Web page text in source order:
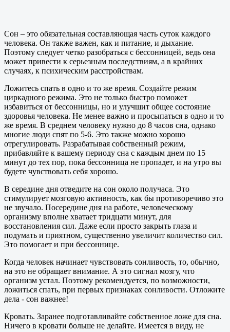
Сон – это обязательная составляющая часть суток каждого
человека. Он также важен, как и питание, и дыхание.
Поэтому следует четко разобраться с бессонницей, ведь она
может привести к серьезным последствиям, а в крайних
случаях, к психическим расстройствам.
Ложитесь спать в одно и то же время. Создайте режим
циркадного режима. Это не только быстро поможет
избавиться от бессонницы, но и улучшит общее состояние
здоровья человека. Не менее важно и просыпаться в одно и то
же время. В среднем человеку нужно до 8 часов сна, однако
многие люди спят по 5-6. Это также можно хорошо
отрегулировать. Разрабатывая собственный режим,
прибавляйте к вашему периоду сна с каждым днем по 15
минут до тех пор, пока бессонница не пропадет, и на утро вы
будете чувствовать себя хорошо.
В середине дня отведите на сон около получаса. Это
стимулирует мозговую активность, как бы противоречиво это
не звучало. Посередине дня на работе, человеческому
организму вполне хватает тридцати минут, для
восстановления сил. Даже если просто закрыть глаза и
подумать и приятном, существенно увеличит количество сил.
Это помогает и при бессоннице.
Когда человек начинает чувствовать сонливость, то, обычно,
на это не обращает внимание. А это сигнал мозгу, что
организм устал. Поэтому рекомендуется, по возможности,
ложиться спать, при первых признаках сонливости. Отложите
дела - сон важнее!
Кровать. Заранее подготавливайте собственное ложе для сна.
Ничего в кровати больше не делайте. Имеется в виду, не